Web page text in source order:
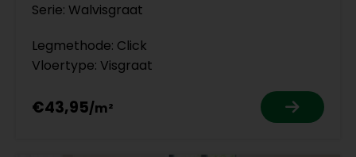
Serie: Walvisgraat
Legmethode: Click
Vloertype: Visgraat
€43,95